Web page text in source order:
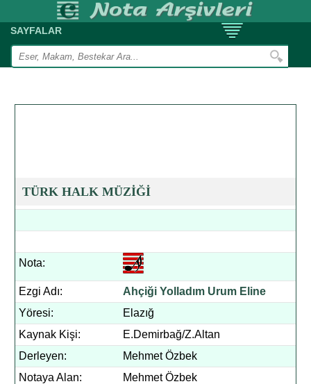
SAYFALAR
TÜRK HALK MÜZİĞİ
Nota:
Ezgi Adı:
Ahçiği Yolladım Urum Eline
Yöresi:
Elazığ
Kaynak Kişi:
E.Demirbağ/Z.Altan
Derleyen:
Mehmet Özbek
Notaya Alan:
Mehmet Özbek